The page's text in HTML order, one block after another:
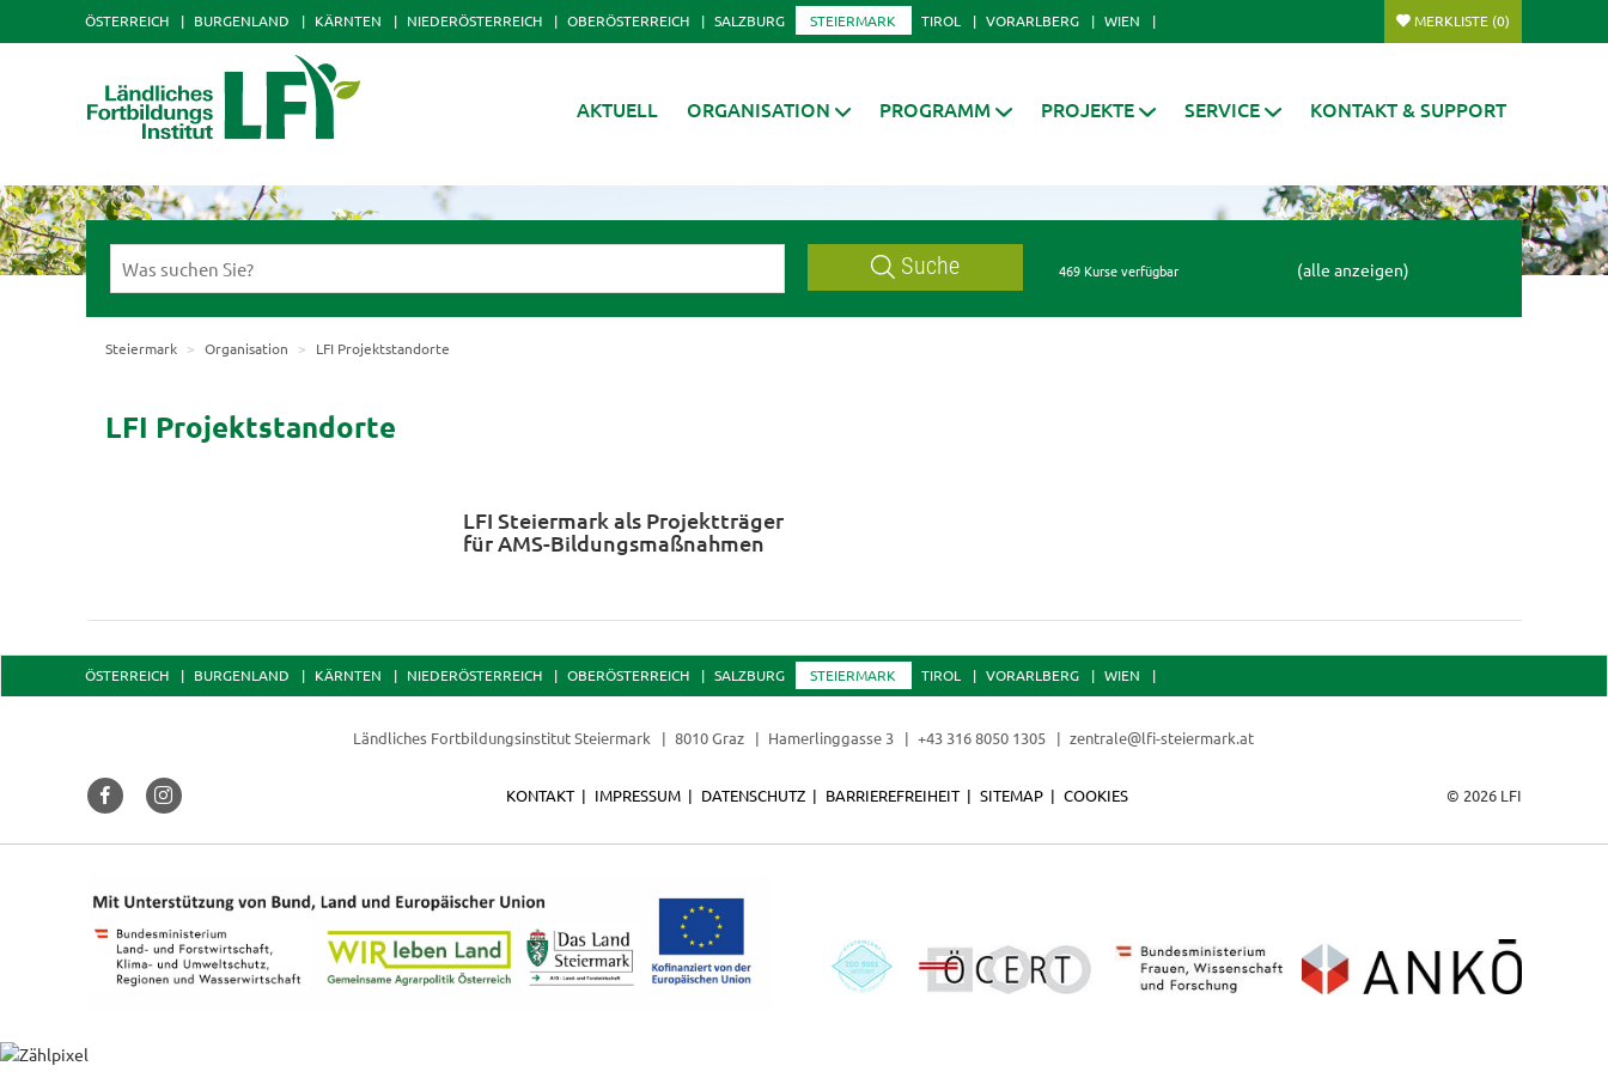
ÖSTERREICH BURGENLAND KÄRNTEN NIEDERÖSTERREICH OBERÖSTERREICH SALZBURG STEIERMARK TIROL VORARLBERG WIEN MERKLISTE (0)
AKTUELL ORGANISATION PROGRAMM PROJEKTE SERVICE KONTAKT & SUPPORT
Suche 469 Kurse verfügbar (alle anzeigen)
Steiermark Organisation LFI Projektstandorte
LFI Projektstandorte
LFI Steiermark als Projektträger
für AMS-Bildungsmaßnahmen
ÖSTERREICH BURGENLAND KÄRNTEN NIEDERÖSTERREICH OBERÖSTERREICH SALZBURG STEIERMARK TIROL VORARLBERG WIEN
Ländliches Fortbildungsinstitut Steiermark 8010 Graz Hamerlinggasse 3 +43 316 8050 1305 zentrale@lfi-steiermark.at
© 2026 LFI
KONTAKT IMPRESSUM DATENSCHUTZ BARRIEREFREIHEIT SITEMAP COOKIES